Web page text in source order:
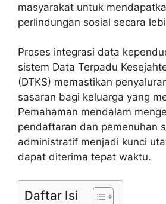
masyarakat untuk
perlindungan sosial secara
Proses integrasi data
sistem Data Terpadu
(DTKS) memastikan
sasaran bagi keluarga yang
Pemahaman mendalam
pendaftaran dan pemenuhan
administratif menjadi kunci
dapat diterima tepat waktu.
Daftar Isi